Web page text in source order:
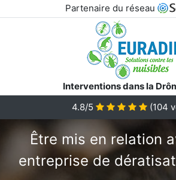
Partenaire du réseau
Interventions dans la
4.8/5
(104
Être mis en relation
entreprise de